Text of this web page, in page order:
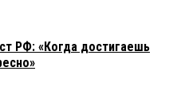
РФ: «Когда достигаешь